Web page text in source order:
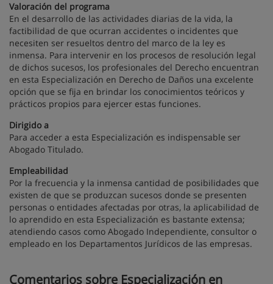
Valoración del programa
En el desarrollo de las actividades diarias de la vida, la
factibilidad de que ocurran accidentes o incidentes que
necesiten ser resueltos dentro del marco de la ley es
inmensa. Para intervenir en los procesos de resolución legal
de dichos sucesos, los profesionales del Derecho encuentran
en esta Especialización en Derecho de Daños una excelente
opción que se fija en brindar los conocimientos teóricos y
prácticos propios para ejercer estas funciones.
Dirigido a
Para acceder a esta Especialización es indispensable ser
Abogado Titulado.
Empleabilidad
Por la frecuencia y la inmensa cantidad de posibilidades que
existen de que se produzcan sucesos donde se presenten
personas o entidades afectadas por otras, la aplicabilidad de
lo aprendido en esta Especialización es bastante extensa;
atendiendo casos como Abogado Independiente, consultor o
empleado en los Departamentos Jurídicos de las empresas.
Comentarios sobre Especialización en